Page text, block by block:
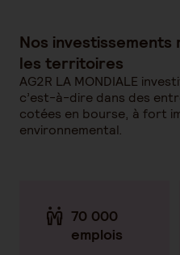
Nos
les territoires
AG2R LA MONDIALE
c’est-à-dire dans des
cotées en bourse, à fort
environnemental.
70 000
emplois